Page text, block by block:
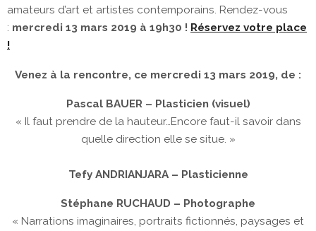
amateurs d’art et artistes contemporains. Rendez-vous
: mercredi 13 mars 2019 à 19h30 ! Réservez votre place
!
Venez à la rencontre, ce mercredi 13 mars 2019, de :
Pascal BAUER – Plasticien (visuel)
« Il faut prendre de la hauteur…Encore faut-il savoir dans
quelle direction elle se situe. »
Tefy ANDRIANJARA – Plasticienne
Stéphane RUCHAUD – Photographe
« Narrations imaginaires, portraits fictionnés, paysages et